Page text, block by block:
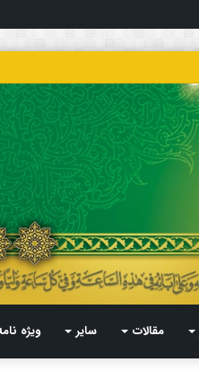
مقالات سایر ویژه